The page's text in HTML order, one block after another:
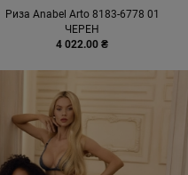
Риза Anabel Arto 8183-6778 01
ЧЕРЕН
4 022.00 ₴